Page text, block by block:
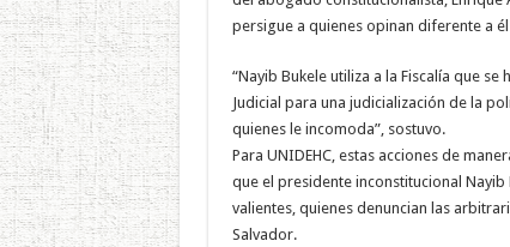
persigue a quienes opinan diferente a
“Nayib Bukele utiliza a la Fiscalía que
Judicial para una judicialización de la
quienes le incomoda”, sostuvo.
Para UNIDEHC, estas acciones de
que el presidente inconstitucional
valientes, quienes denuncian las
Salvador.